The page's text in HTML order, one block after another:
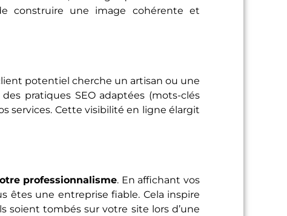
construire une image cohérente et
potentiel cherche un artisan ou une
pratiques SEO adaptées (mots-clés
services. Cette visibilité en ligne élargit
professionnalisme. En affichant vos
êtes une entreprise fiable. Cela inspire
soient tombés sur votre site lors d’une